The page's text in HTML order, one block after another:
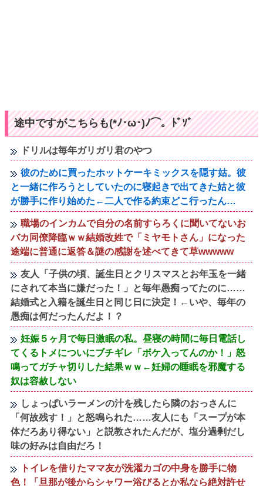
途中ですがこちらも(*ﾉ･ω･)ﾉ⌒。ﾄﾞｿﾞ
ドリルは毎年ガリガリ君のやつ
彼のために買ったホットケーキミックスを隠す姑。彼
と一緒に作ろうとしていたのに寝起きで出てきた姑と彼
が勝手に作り始めた←二人で作る約束どこ行ったん…
職場のインカムで自分の名前すらろくに聞いてないお
バカ同僚降臨ｗｗ結婚改姓で「ミヤモトさん」になった
途端に普通に返答＆謎の感謝を述べてきて草wwwww
友人「子供の頃、誕生日とクリスマスとお年玉を一緒
にされて本当に嫌だった！」と毎年愚痴ってたのに……
結婚式と入籍を誕生日と同じ日に決定！←いや、毎年の
愚痴は何だったんだよ！？
妊娠５ヶ月で毎日激眠の私。昼寝の時間に毎日電話し
てくるトメについにブチギレ「ボケ入ってんのか！」怒
鳴ってガチャ切りした結果ｗｗ←妊婦の睡眠を邪魔する
奴は容赦しない
しょっぱいラーメンの汁を残したら隣のおっさんに
「何故残す！」と怒鳴られた……友人にも「スープが本
体だろあり得ない」と説教されたんだが、塩分過剰だし
味の好みは自由だろ！
トイレを借りたママ友が洗濯カゴの中身を勝手に物
色！「旦那が後からシャワー浴びるとか私なら絶対許せ